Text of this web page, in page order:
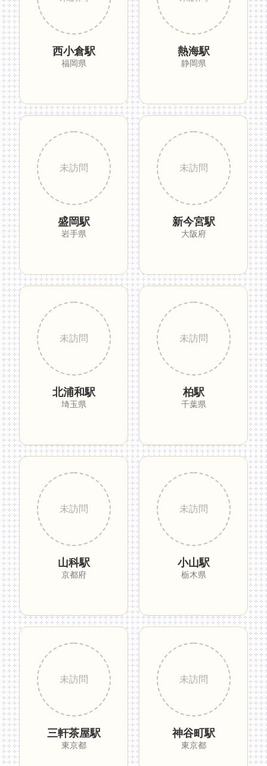
西小倉駅
福岡県
熱海駅
静岡県
盛岡駅
岩手県
新今宮駅
大阪府
北浦和駅
埼玉県
柏駅
千葉県
山科駅
京都府
小山駅
栃木県
三軒茶屋駅
東京都
神谷町駅
東京都